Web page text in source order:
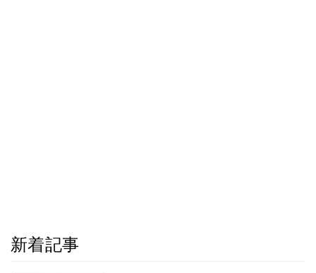
新着記事